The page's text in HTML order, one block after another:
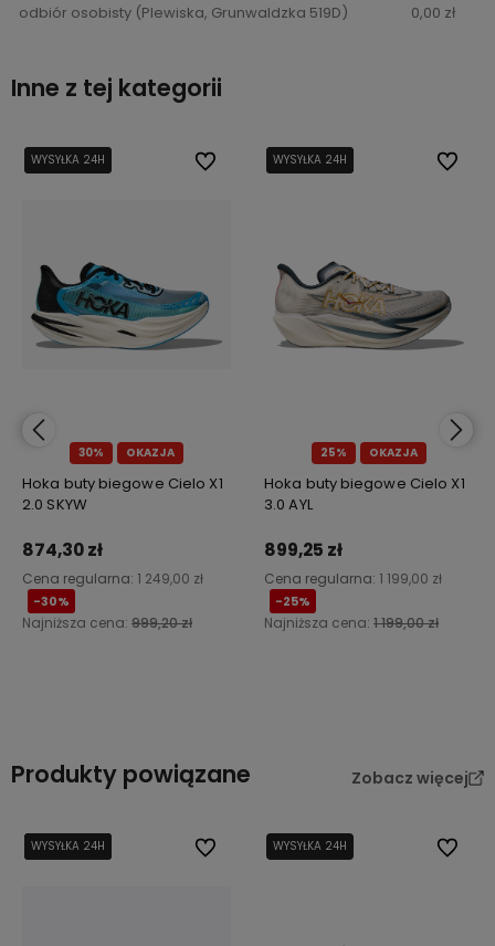
odbiór osobisty(Plewiska, Grunwaldzka 519D) 0,00 zł
Inne z tej kategorii
30% OKAZJA
WYSYŁKA 24H
WYSYŁKA 24H
Hoka buty biegowe Cielo X1
2.0 SKYW
874,30 zł
Cena regularna: 1 249,00 zł
-30%
Najniższa cena: 999,20 zł
Do ulubionych
Do ulubionych
25% OKAZJA
WYSYŁKA 24H
WYSYŁKA 24H
Hoka buty biegowe Cielo X1
3.0 AYL
899,25 zł
Cena regularna: 1 199,00 zł
-25%
Najniższa cena: 1 199,00 zł
Do
Do
Produkty powiązane Zobacz więcej
WYSYŁKA 24H
WYSYŁKA 24H
WYSYŁKA 24H Do ulubionychWYSYŁKA 24H Do